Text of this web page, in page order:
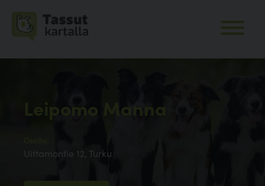
Leipomo Manna
Uittamontie 12, Turku